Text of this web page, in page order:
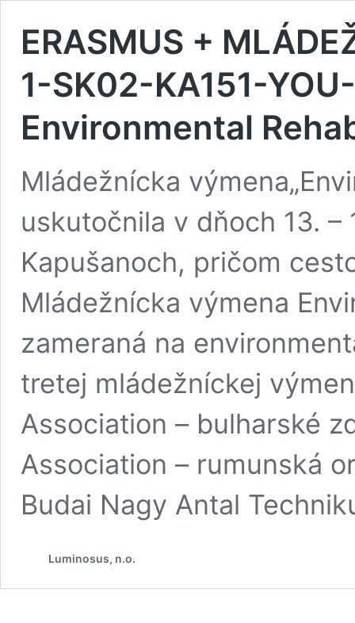
ERASMUS +
1-SK02-KA151-
Environmental
Mládežnícka
uskutočnila v dňoch 13.
Kapušanoch, pričom
Mládežnícka výmena
zameraná na
tretej mládežníckej
Association – bulharské
Association – rumunská
Budai Nagy Antal
Luminosus, n.o.